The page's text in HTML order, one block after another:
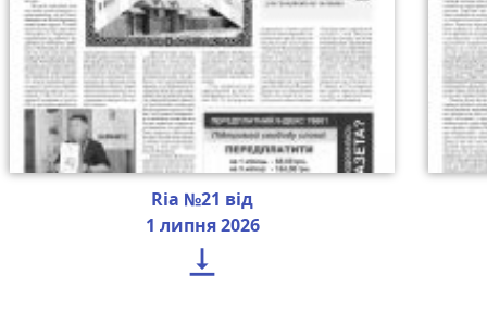
Ria №21 від
1 липня 2026
